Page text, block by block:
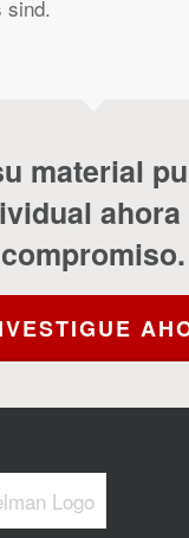
sind.
material
compromiso.